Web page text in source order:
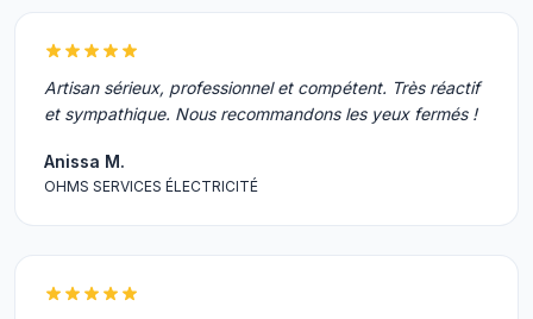
Artisan sérieux, professionnel et compétent. Très réactif
et sympathique. Nous recommandons les yeux fermés !
Anissa M.
OHMS SERVICES ÉLECTRICITÉ